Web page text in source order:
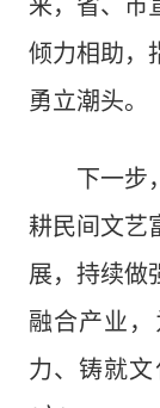
来，省、市
倾力相助，
勇立潮头。
下一步，
耕民间文艺
展，持续做
融合产业
力、铸就文